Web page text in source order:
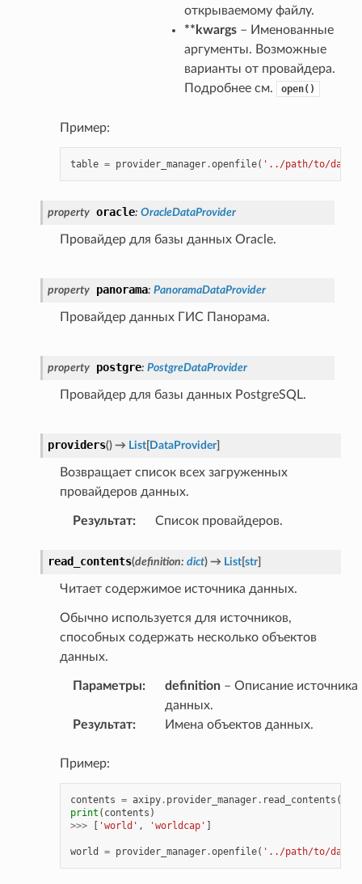
открываемому файлу.
**kwargs– Именованные
аргументы. Возможные
варианты от провайдера.
Подробнее см.
open()
Пример:
table = provider_manager.openfile( '../path/to/
property oracle: OracleDataProvider
Провайдер для базы данных Oracle.
property panorama: PanoramaDataProvider
Провайдер данных ГИС Панорама.
property postgre: PostgreDataProvider
Провайдер для базы данных PostgreSQL.
providers() → List[DataProvider]
Возвращает список всех загруженных
провайдеров данных.
Результат: Список провайдеров.
read_contents(definition: dict) → List[str]
Читает содержимое источника данных.
Обычно используется для источников,
способных содержать несколько объектов
данных.
Параметры: definition– Описание источника
данных.
Результат: Имена объектов данных.
Пример:
contents = axipy. provider_manager. read_contents (
print ( contents )
>>>
'world' , 'worldcap'
world = provider_manager.openfile( '../path/to/